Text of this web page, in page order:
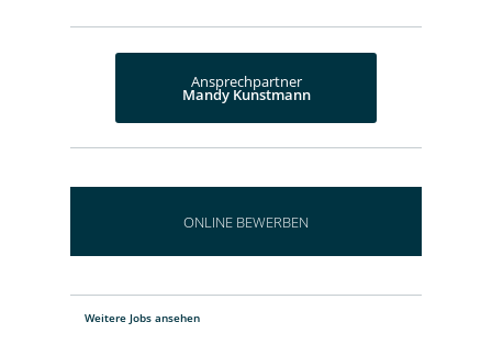
Ansprechpartner
Mandy Kunstmann
ONLINE BEWERBEN
Weitere Jobs ansehen